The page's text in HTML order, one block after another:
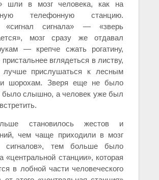
шли в мозг человека, как на
телефонную станцию.
«сигнал сигнала» — «зверь
мозг сразу же отдавал
— крепче сжать рогатину,
вглядеться в листву,
прислушаться к лесным
и шорохам. Зверя еще не было
было слышно, а человек уже был
становилось жестов и
чем чаще приходили в мозг
сигналов», тем больше было
«центральной станции», которая
в лобной части человеческого